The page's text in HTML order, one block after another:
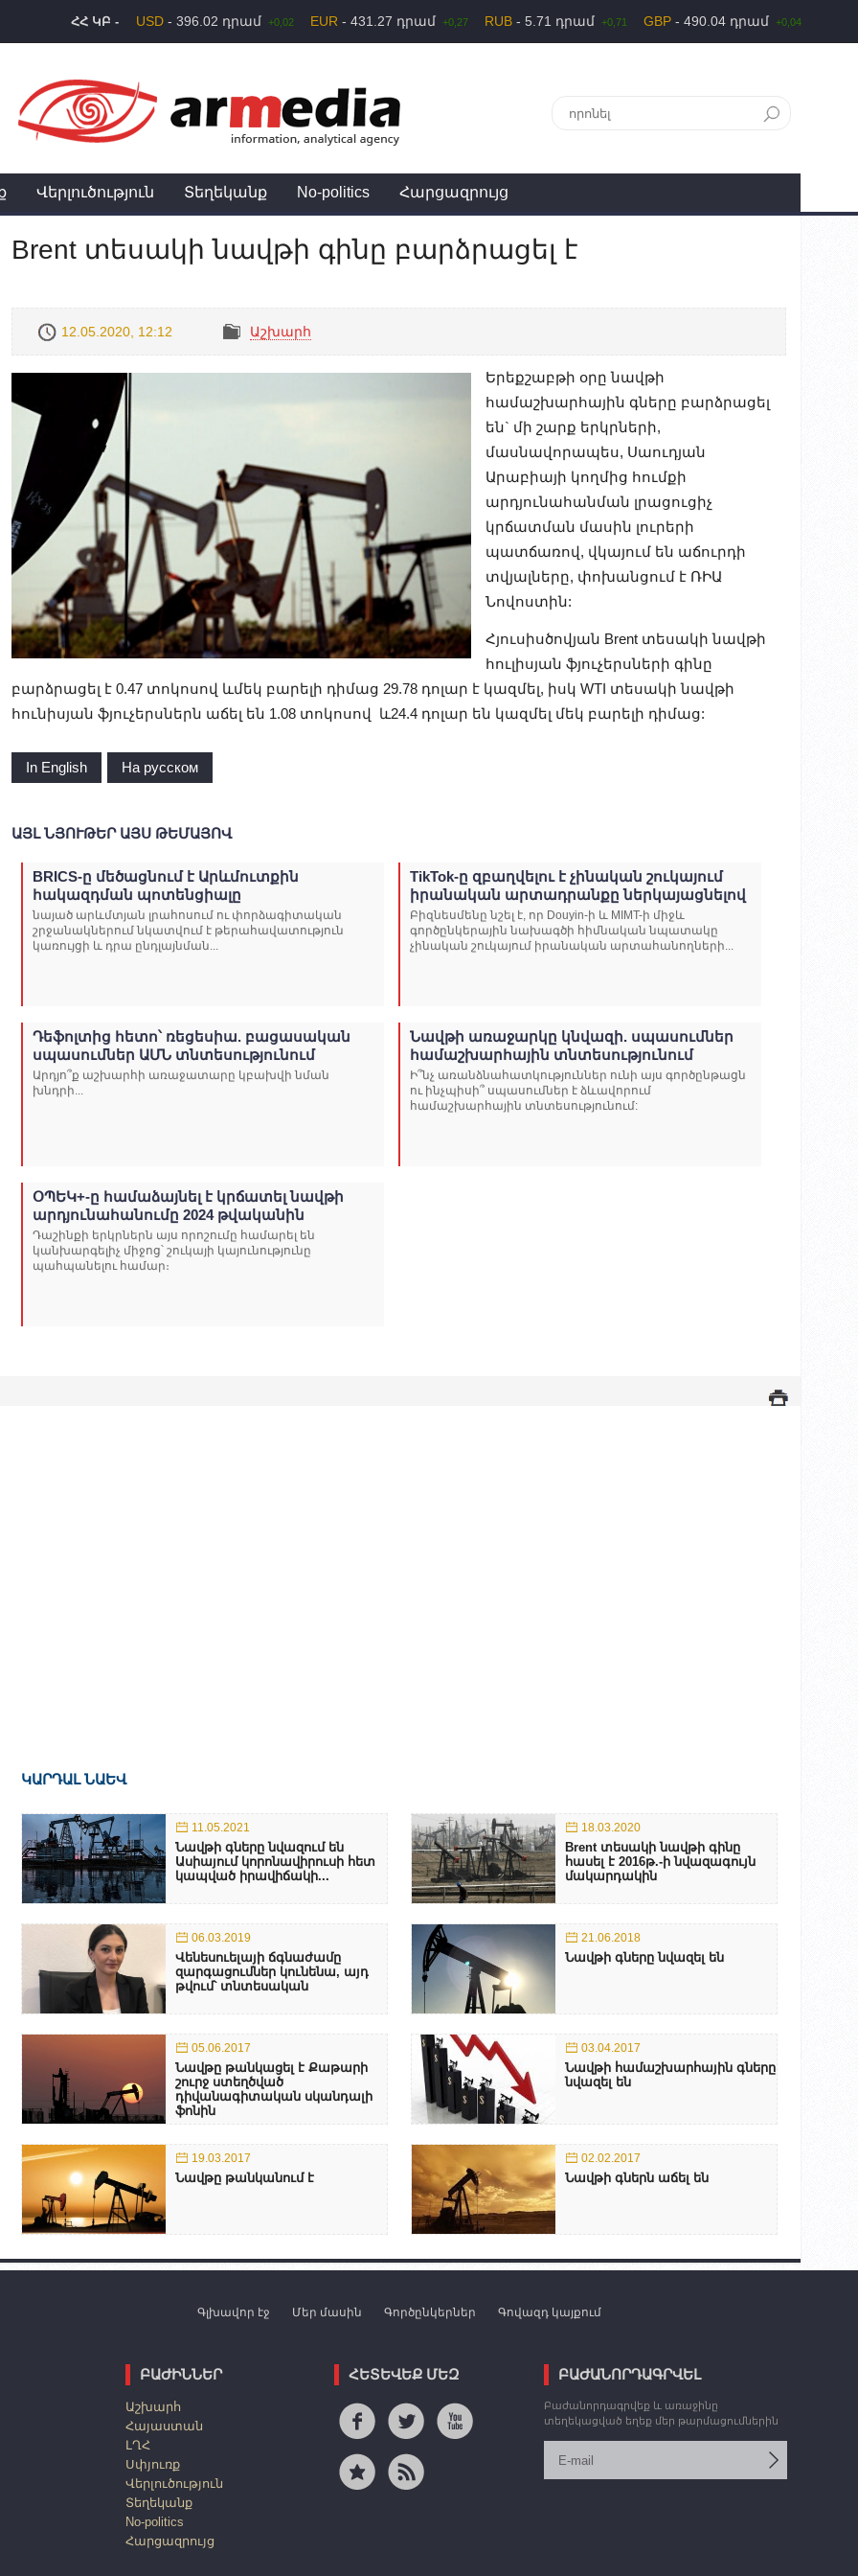
ՀՀ ԿԲ - USD - 396.02 դրամ +0,02 EUR - 431.27 դրամ +0,27 RUB - 5.71 դրամ +0,71 GBP - 490.04 դրամ +0,04
Վերլուծություն Տեղեկանք No-politics Հարցազրույց
Brent տեսակի նավթի գինը բարձրացել է
12.05.2020, 12:12 Աշխարհ
Երեքշաբթի օրը նավթի
համաշխարհային գները բարձրացել
են` մի շարք երկրների,
մասնավորապես, Սաուդյան
Արաբիայի կողմից հումքի
արդյունահանման լրացուցիչ
կրճատման մասին լուրերի
պատճառով, վկայում են աճուրդի
տվյալները, փոխանցում է ՌԻԱ
Նովոստին:
Հյուսիսծովյան Brent տեսակի նավթի
հուլիսյան ֆյուչերսների գինը
բարձրացել է 0.47 տոկոսով ևմեկ բարելի դիմաց 29.78 դոլար է կազմել, իսկ WTI տեսակի նավթի
հունիսյան ֆյուչերսներն աճել են 1.08 տոկոսով և24.4 դոլար են կազմել մեկ բարելի դիմաց:
In English На русском
ԱՅԼ ՆՅՈՒԹԵՐ ԱՅՍ ԹԵՄԱՅՈՎ
BRICS-ը մեծացնում է Արևմուտքին
հակազդման պոտենցիալը
նայած արևմտյան լրահոսում ու փորձագիտական
շրջանակներում նկատվում է թերահավատություն
կառույցի և դրա ընդլայնման...
TikTok-ը զբաղվելու է չինական շուկայում
իրանական արտադրանքը ներկայացնելով
Բիզնեսմենը նշել է, որ Douyin-ի և MIMT-ի միջև
գործընկերային նախագծի հիմնական նպատակը
չինական շուկայում իրանական արտահանողների...
Դեֆոլտից հետո՝ ռեցեսիա. բացասական
սպասումներ ԱՄՆ տնտեսությունում
Արդյո՞ք աշխարհի առաջատարը կբախվի նման
խնդրի...
Նավթի առաջարկը կնվազի. սպասումներ
համաշխարհային տնտեսությունում
Ի՞նչ առանձնահատկություններ ունի այս գործընթացն
ու ինչպիսի՞ սպասումներ է ձևավորում
համաշխարհային տնտեսությունում:
ՕՊԵԿ+-ը համաձայնել է կրճատել նավթի
արդյունահանումը 2024 թվականին
Դաշինքի երկրներն այս որոշումը համարել են
կանխարգելիչ միջոց՝ շուկայի կայունությունը
պահպանելու համար։
ԿԱՐԴԱԼ ՆԱԵՎ
11.05.2021
Նավթի գները նվազում են
Ասիայում կորոնավիրուսի հետ
կապված իրավիճակի...
18.03.2020
Brent տեսակի նավթի գինը
հասել է 2016թ.-ի նվազագույն
մակարդակին
06.03.2019
Վենեսուելայի ճգնաժամը
զարգացումներ կունենա, այդ
թվում՝ տնտեսական
21.06.2018
Նավթի գները նվազել են
05.06.2017
Նավթը թանկացել է Քաթարի
շուրջ ստեղծված
դիվանագիտական սկանդալի
ֆոնին
03.04.2017
Նավթի համաշխարհային գները
նվազել են
19.03.2017
Նավթը թանկանում է
02.02.2017
Նավթի գներն աճել են
Գլխավոր էջ Մեր մասին Գործընկերներ Գովազդ կայքում
ԲԱԺԻՆՆԵՐ
Աշխարհ
Հայաստան
ԼՂՀ
Սփյուռք
Վերլուծություն
Տեղեկանք
No-politics
Հարցազրույց
ՀԵՏԵՎԵՔ ՄԵԶ ԲԱԺԱՆՈՐԴԱԳՐՎԵԼ
Բաժանորդագրվեք և առաջինը
տեղեկացված եղեք մեր թարմացումներին